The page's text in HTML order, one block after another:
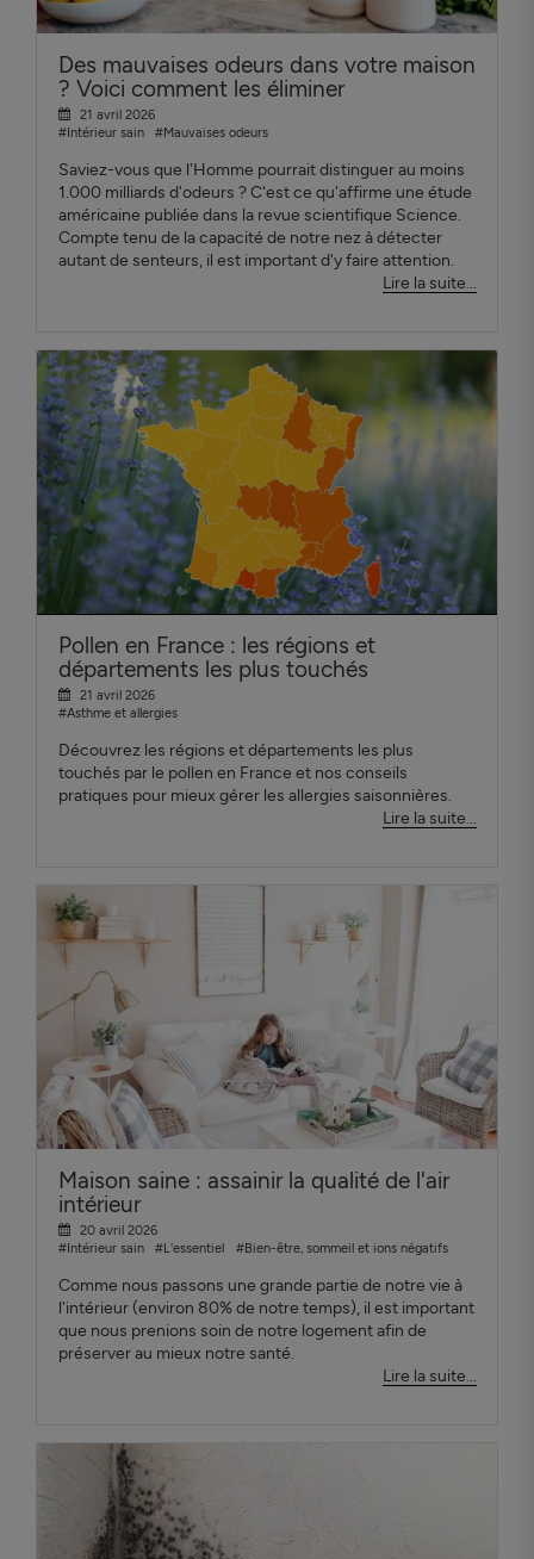
Des mauvaises odeurs dans votre maison
? Voici comment les éliminer
21 avril 2026
#Intérieur sain
#Mauvaises odeurs
Saviez-vous que l'Homme pourrait distinguer au moins
1.000 milliards d'odeurs ? C'est ce qu'affirme une étude
américaine publiée dans la revue scientifique Science.
Compte tenu de la capacité de notre nez à détecter
autant de senteurs, il est important d'y faire attention.
Lire la suite...
Pollen en France : les régions et
départements les plus touchés
21 avril 2026
#Asthme et allergies
Découvrez les régions et départements les plus
touchés par le pollen en France et nos conseils
pratiques pour mieux gérer les allergies saisonnières.
Lire la suite...
Maison saine : assainir la qualité de l'air
intérieur
20 avril 2026
#Intérieur sain
#L'essentiel #Bien-être, sommeil et ions négatifs
Comme nous passons une grande partie de notre vie à
l'intérieur (environ 80% de notre temps), il est important
que nous prenions soin de notre logement afin de
préserver au mieux notre santé.
Lire la suite...